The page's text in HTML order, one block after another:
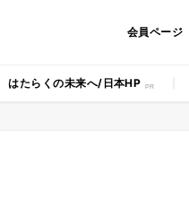
会員ページ
はたらくの未来へ/日本HP